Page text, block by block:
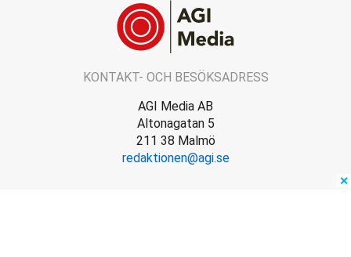
KONTAKT- OCH BESÖKSADRESS
AGI Media AB
Altonagatan 5
211 38 Malmö
redaktionen@agi.se
✕